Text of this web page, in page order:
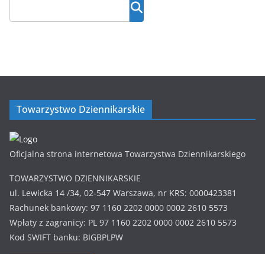
Towarzystwo Dziennikarskie
Oficjalna strona internetowa Towarzystwa Dziennikarskiego
TOWARZYSTWO DZIENNIKARSKIE
ul. Lewicka 14 /34, 02-547 Warszawa, nr KRS: 0000423381
Rachunek bankowy: 97 1160 2202 0000 0002 2610 5573
Wpłaty z zagranicy: PL 97 1160 2202 0000 0002 2610 5573
Kod SWIFT banku: BIGBPLPW